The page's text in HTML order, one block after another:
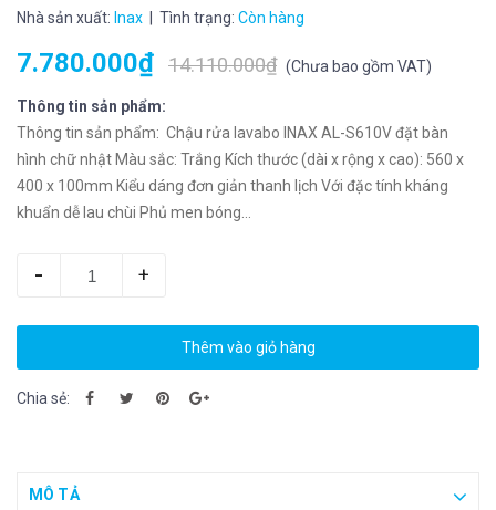
Nhà sản xuất: Inax | Tình trạng: Còn hàng
7.780.000₫ 14.110.000₫ (Chưa bao gồm VAT)
Thông tin sản phẩm:
Thông tin sản phẩm: Chậu rửa lavabo INAX AL-S610V đặt bàn
hình chữ nhật Màu sắc: Trắng Kích thước (dài x rộng x cao): 560 x
400 x 100mm Kiểu dáng đơn giản thanh lịch Với đặc tính kháng
khuẩn dễ lau chùi Phủ men bóng...
- +
Thêm vào giỏ hàng
Chia sẻ:
MÔ TẢ